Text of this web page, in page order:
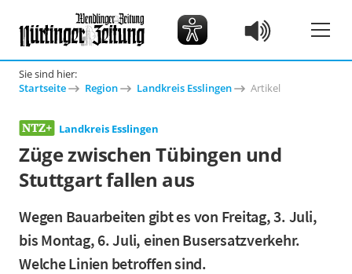
Sie sind hier:
Startseite
Region Landkreis Esslingen Artikel
Landkreis Esslingen
Züge zwischen Tübingen und
Stuttgart fallen aus
Wegen Bauarbeiten gibt es von Freitag, 3. Juli,
bis Montag, 6. Juli, einen Busersatzverkehr.
Welche Linien betroffen sind.